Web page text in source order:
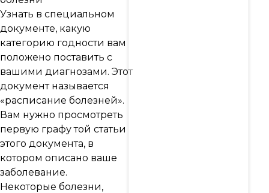
Узнать в специальном
документе, какую
категорию годности вам
положено поставить с
вашими диагнозами. Этот
документ называется
«расписание болезней».
Вам нужно просмотреть
первую графу той статьи
этого документа, в
котором описано ваше
заболевание.
Некоторые болезни,